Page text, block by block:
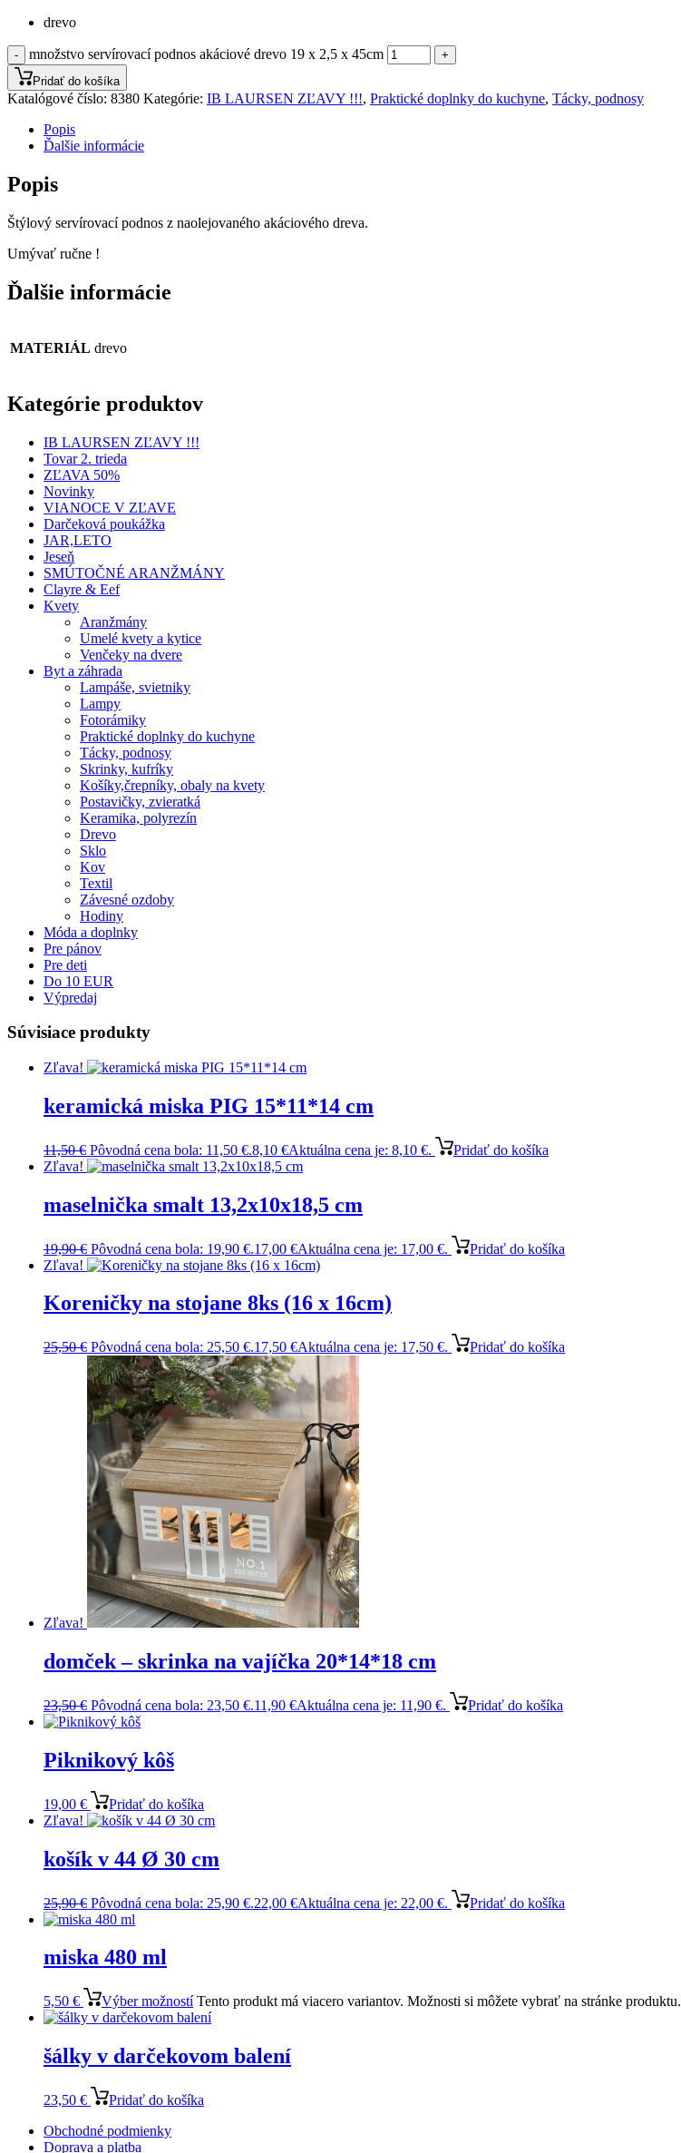
drevo
- množstvo servírovací podnos akáciové drevo 19 x 2,5 x 45cm
+
Pridať do košíka
Katalógové číslo: 8380 Kategórie: IB LAURSEN ZĽAVY !!!, Praktické doplnky do kuchyne, Tácky, podnosy
Popis
Ďalšie informácie
Popis
Štýlový servírovací podnos z naolejovaného akáciového dreva.
Umývať ručne !
Ďalšie informácie
MATERIÁL drevo
Kategórie produktov
IB LAURSEN ZĽAVY !!!
Tovar 2. trieda
ZĽAVA 50%
Novinky
VIANOCE V ZĽAVE
Darčeková poukážka
JAR,LETO
Jeseň
SMÚTOČNÉ ARANŽMÁNY
Clayre & Eef
Kvety
Aranžmány
Umelé kvety a kytice
Venčeky na dvere
Byt a záhrada
Lampáše, svietniky
Lampy
Fotorámiky
Praktické doplnky do kuchyne
Tácky, podnosy
Skrinky, kufríky
Košíky,črepníky, obaly na kvety
Postavičky, zvieratká
Keramika, polyrezín
Drevo
Sklo
Kov
Textil
Závesné ozdoby
Hodiny
Móda a doplnky
Pre pánov
Pre deti
Do 10 EUR
Výpredaj
Súvisiace produkty
Zľava!
keramická miska PIG 15*11*14 cm
11,50€ Pôvodná cena bola: 11,50 €.8,10 €Aktuálna cena je: 8,10 €.
Pridať do košíka
Zľava!
maselnička smalt 13,2x10x18,5 cm
19,90€ Pôvodná cena bola: 19,90 €.17,00 €Aktuálna cena je: 17,00 €.
Pridať do košíka
Zľava!
Koreničky na stojane 8ks (16 x 16cm)
25,50€ Pôvodná cena bola: 25,50 €.17,50 €Aktuálna cena je: 17,50 €. Pridať do košíka
Zľava!
domček – skrinka na vajíčka 20*14*18 cm
23,50€ Pôvodná cena bola: 23,50 €.11,90 €Aktuálna cena je: 11,90 €. Pridať do košíka
Piknikový kôš
19,00 €
Pridať do košíka
Zľava!
košík v 44 Ø 30 cm
25,90€ Pôvodná cena bola: 25,90 €.22,00 €Aktuálna cena je: 22,00 €. Pridať do košíka
miska 480 ml
5,50 € Výber možností Tento produkt má viacero variantov. Možnosti si môžete vybrať na stránke produktu.
šálky v darčekovom balení
23,50 €
Pridať do košíka
Obchodné podmienky
Doprava a platba